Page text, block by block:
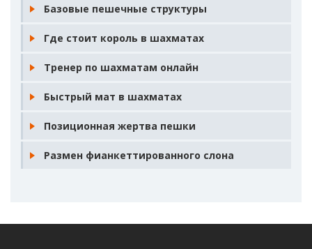
Базовые пешечные структуры
Где стоит король в шахматах
Тренер по шахматам онлайн
Быстрый мат в шахматах
Позиционная жертва пешки
Размен фианкеттированного слона